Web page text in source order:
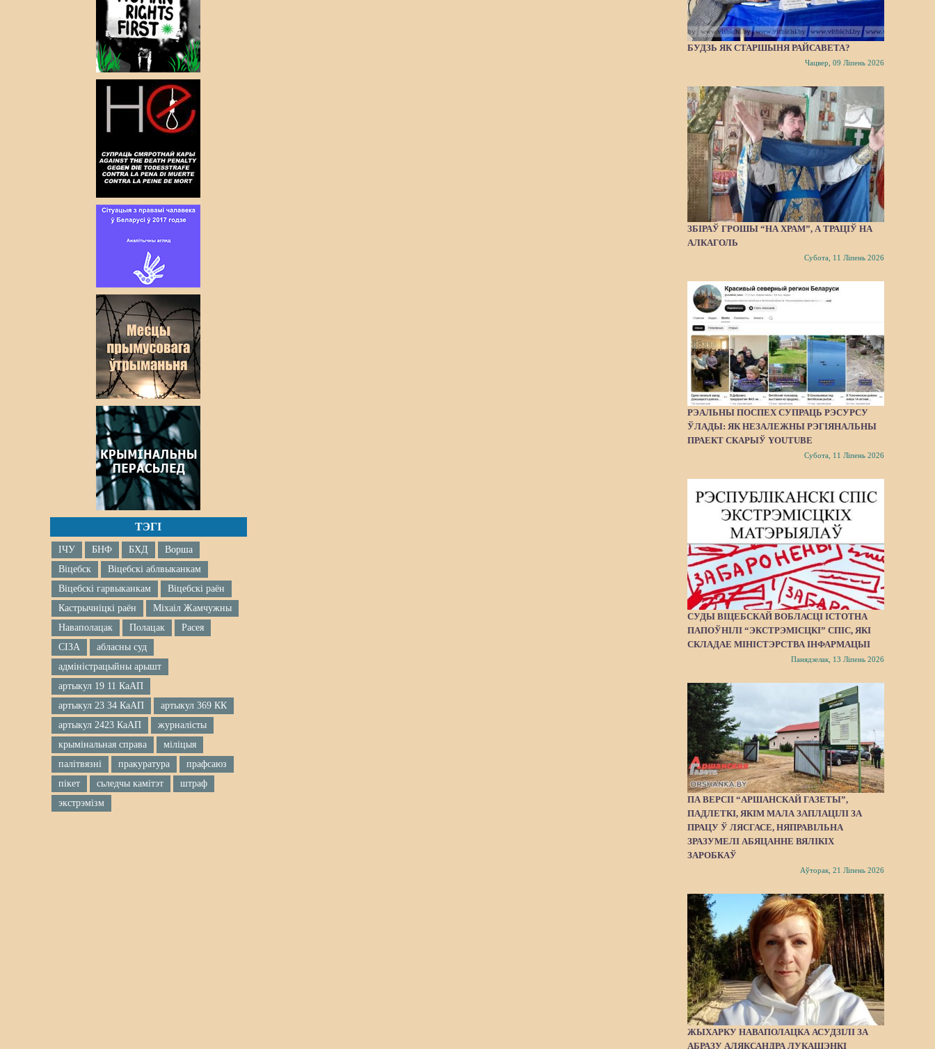
ТЭГІ
ІЧУ БНФ БХД
Ворша
Віцебск
Віцебскі аблвыканкам
Віцебскі гарвыканкам
Віцебскі раён
Кастрычніцкі раён
Міхаіл Жамчужны
Наваполацак
Полацак
Расея
СІЗА
абласны суд
адміністрацыйны арышт
артыкул 19 11 КаАП
артыкул 23 34 КаАП
артыкул 369 КК
артыкул 2423 КаАП
журналісты
крымінальная справа
міліцыя
палітвязні
пракуратура
прафсаюз
пікет
сьледчы камітэт
штраф
экстрэмізм
БУДЗЬ ЯК СТАРШЫНЯ РАЙСАВЕТА?
Чацвер, 09 Ліпень 2026
ЗБІРАЎ ГРОШЫ “НА ХРАМ”, А ТРАЦІЎ НА
АЛКАГОЛЬ
Субота, 11 Ліпень 2026
РЭАЛЬНЫ ПОСПЕХ СУПРАЦЬ РЭСУРСУ
ЎЛАДЫ: ЯК НЕЗАЛЕЖНЫ РЭГІЯНАЛЬНЫ
ПРАЕКТ СКАРЫЎ YOUTUBE
Субота, 11 Ліпень 2026
СУДЫ ВІЦЕБСКАЙ ВОБЛАСЦІ ІСТОТНА
ПАПОЎНІЛІ “ЭКСТРЭМІСЦКІ” СПІС, ЯКІ
СКЛАДАЕ МІНІСТЭРСТВА ІНФАРМАЦЫІ
Панядзелак, 13 Ліпень 2026
ПА ВЕРСІІ “АРШАНСКАЙ ГАЗЕТЫ”,
ПАДЛЕТКІ, ЯКІМ МАЛА ЗАПЛАЦІЛІ ЗА
ПРАЦУ Ў ЛЯСГАСЕ, НЯПРАВІЛЬНА
ЗРАЗУМЕЛІ АБЯЦАННЕ ВЯЛІКІХ
ЗАРОБКАЎ
Аўторак, 21 Ліпень 2026
ЖЫХАРКУ НАВАПОЛАЦКА АСУДЗІЛІ ЗА
АБРАЗУ АЛЯКСАНДРА ЛУКАШЭНКІ